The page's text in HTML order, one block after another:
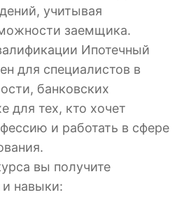
учитывая
заемщика.
Ипотечный
для специалистов в
банковских
для тех, кто хочет
и работать в сфере
вы получите
навыки: